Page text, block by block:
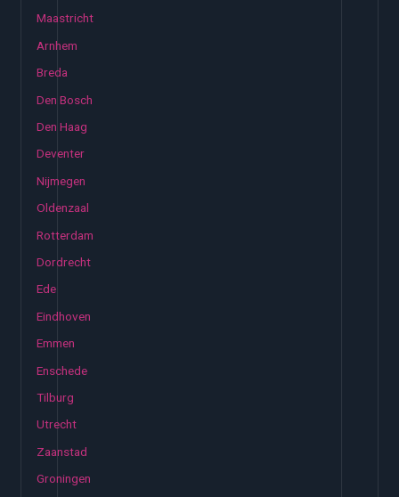
Maastricht
Arnhem
Breda
Den Bosch
Den Haag
Deventer
Nijmegen
Oldenzaal
Rotterdam
Dordrecht
Ede
Eindhoven
Emmen
Enschede
Tilburg
Utrecht
Zaanstad
Groningen